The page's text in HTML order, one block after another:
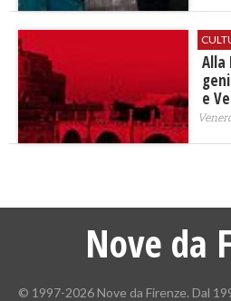
Alla
e
Nove da
© 1997-2026 Nove da Firenze. Dal